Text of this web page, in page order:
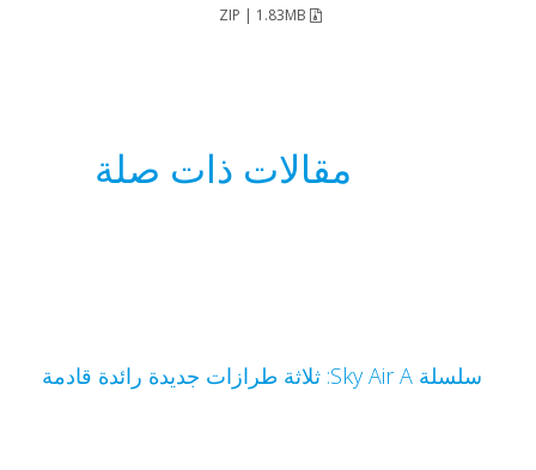
مقالات ذات صلة
سلسلة Sky Air A: ثلاثة طرازات جديدة رائدة قادمة